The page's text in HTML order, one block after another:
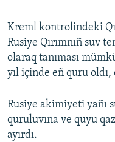
Kreml kontrolindeki
Rusiye Qırımnıñ suv
olaraq tanıması
yıl içinde eñ quru
Rusiye akimiyeti yañı
quruluvına ve quyu
ayırdı.